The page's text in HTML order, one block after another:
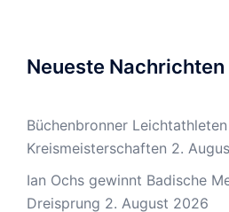
Neueste Nachrichten
Büchenbronner
Kreismeisterschaften 2.
Ian Ochs gewinnt Badische
Dreisprung 2. August 2026